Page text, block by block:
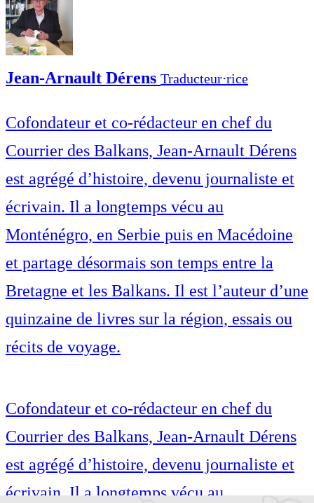
Jean-Arnault Dérens Traducteur⋅rice
Cofondateur et co-rédacteur en chef du
Courrier des Balkans, Jean-Arnault Dérens
est agrégé d’histoire, devenu journaliste et
écrivain. Il a longtemps vécu au
Monténégro, en Serbie puis en Macédoine
et partage désormais son temps entre la
Bretagne et les Balkans. Il est l’auteur d’une
quinzaine de livres sur la région, essais ou
récits de voyage.
Cofondateur et co-rédacteur en chef du
Courrier des Balkans, Jean-Arnault Dérens
est agrégé d’histoire, devenu journaliste et
écrivain. Il a longtemps vécu au